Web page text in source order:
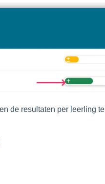
de resultaten per leerling te